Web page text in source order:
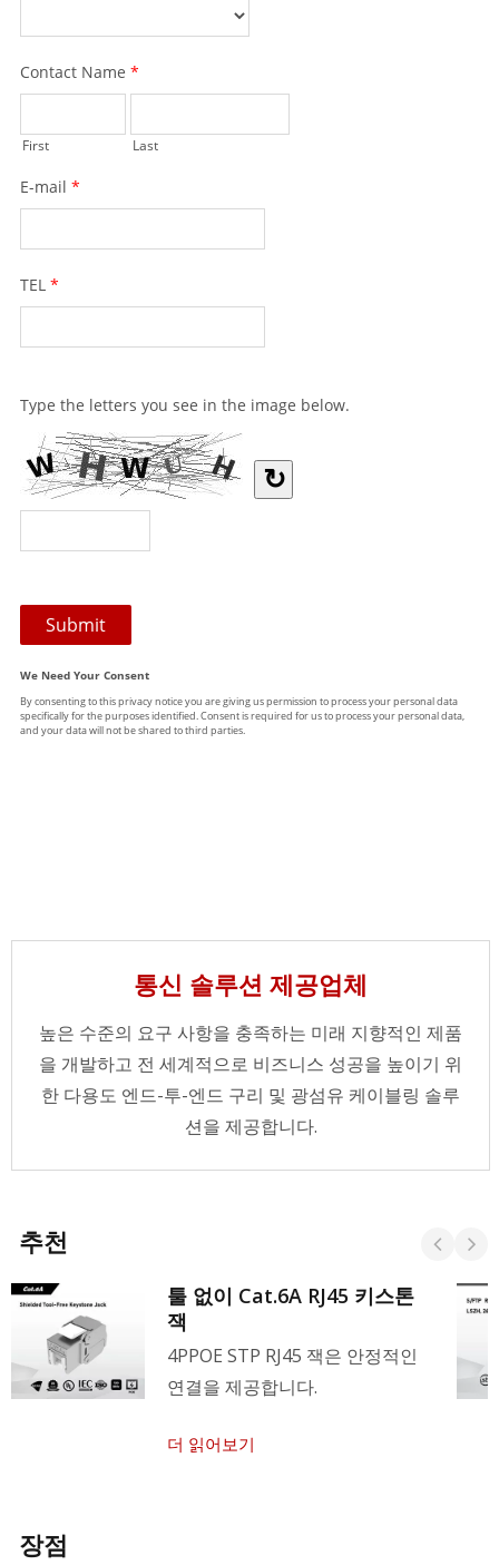
통신 솔루션 제공업체
높은 수준의 요구 사항을 충족하는 미래 지향적인 제품
을 개발하고 전 세계적으로 비즈니스 성공을 높이기 위
한 다용도 엔드-투-엔드 구리 및 광섬유 케이블링 솔루
션을 제공합니다.
추천
툴 없이 Cat.6A RJ45 키스톤
잭
4PPOE STP RJ45 잭은 안정적인
연결을 제공합니다.
더 읽어보기
장점